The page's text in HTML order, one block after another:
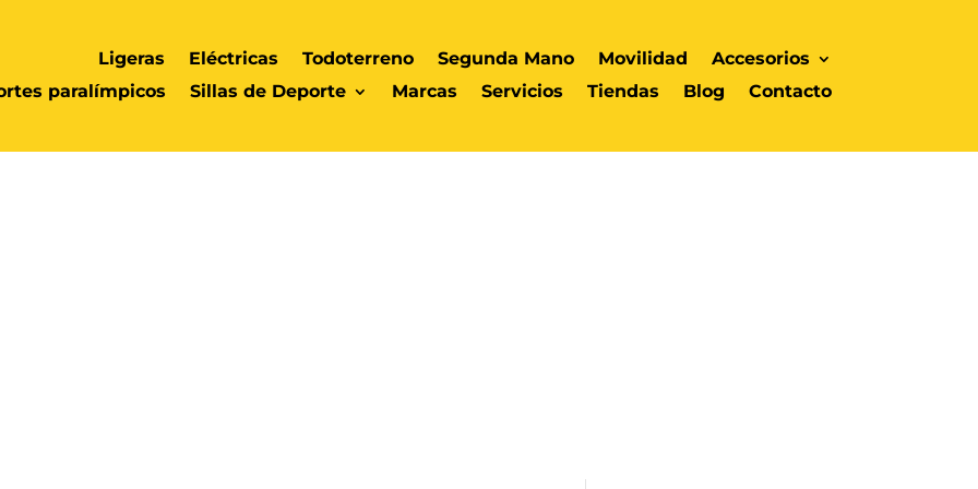
Ligeras Eléctricas Todoterreno Segunda Mano Movilidad
Accesorios
paralímpicos
Sillas de Deporte Marcas Servicios Tiendas Blog Contacto